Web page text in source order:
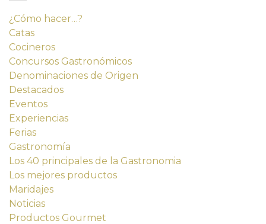
¿Cómo hacer…?
Catas
Cocineros
Concursos Gastronómicos
Denominaciones de Origen
Destacados
Eventos
Experiencias
Ferias
Gastronomía
Los 40 principales de la Gastronomia
Los mejores productos
Maridajes
Noticias
Productos Gourmet